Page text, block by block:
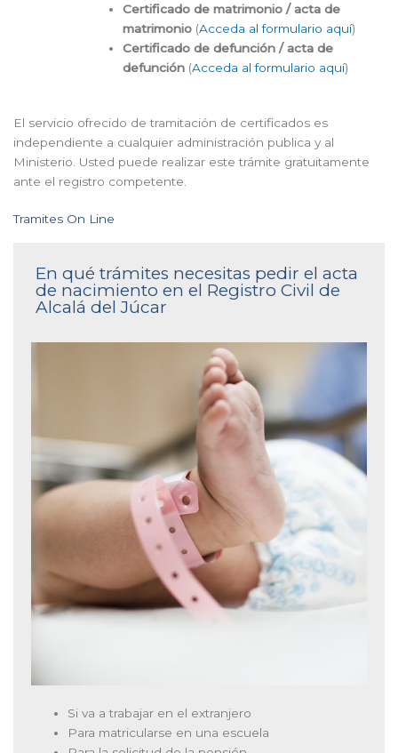
Certificado de matrimonio / acta de
matrimonio (Acceda al formulario aquí)
Certificado de defunción / acta de
defunción (Acceda al formulario aquí)
El servicio ofrecido de tramitación de certificados es
independiente a cualquier administración publica y al
Ministerio. Usted puede realizar este trámite gratuitamente
ante el registro competente.
Tramites On Line
En qué trámites necesitas pedir el acta
de nacimiento en el Registro Civil de
Alcalá del Júcar
Si va a trabajar en el extranjero
Para matricularse en una escuela